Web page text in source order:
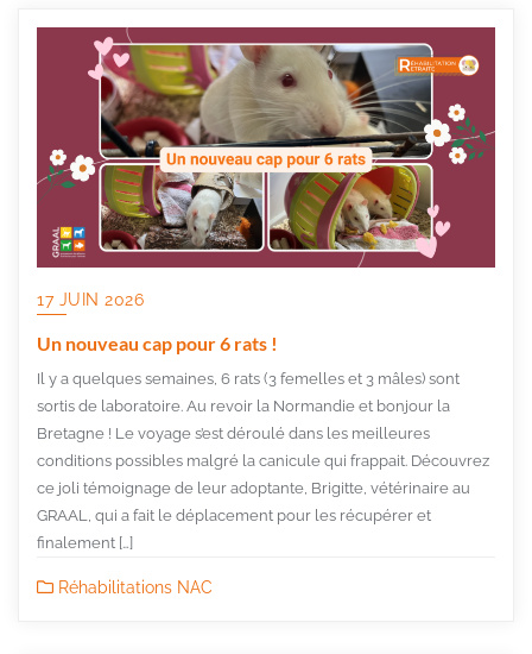
17 JUIN 2026
Un nouveau cap pour 6 rats !
Il y a quelques semaines, 6 rats (3 femelles et 3 mâles) sont
sortis de laboratoire. Au revoir la Normandie et bonjour la
Bretagne ! Le voyage s’est déroulé dans les meilleures
conditions possibles malgré la canicule qui frappait. Découvrez
ce joli témoignage de leur adoptante, Brigitte, vétérinaire au
GRAAL, qui a fait le déplacement pour les récupérer et
finalement […]
Réhabilitations NAC